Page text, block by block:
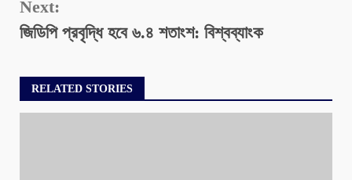
Next:
জিডিপি প্রবৃদ্ধি হবে ৬.৪ শতাংশ: বিশ্বব্যাংক
RELATED STORIES